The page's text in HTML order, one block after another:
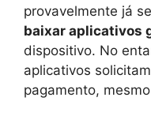
provavelmente já
baixar aplicativos
dispositivo. No
aplicativos
pagamento,